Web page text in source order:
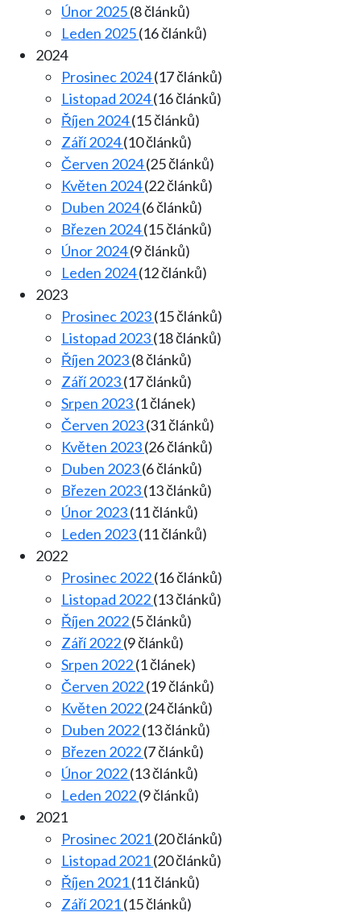
Únor 2025(8 článků)
Leden 2025(16 článků)
2024
Prosinec 2024(17 článků)
Listopad 2024(16 článků)
Říjen 2024(15 článků)
Září 2024(10 článků)
Červen 2024(25 článků)
Květen 2024(22 článků)
Duben 2024(6 článků)
Březen 2024(15 článků)
Únor 2024(9 článků)
Leden 2024(12 článků)
2023
Prosinec 2023(15 článků)
Listopad 2023(18 článků)
Říjen 2023(8 článků)
Září 2023(17 článků)
Srpen 2023(1 článek)
Červen 2023(31 článků)
Květen 2023(26 článků)
Duben 2023(6 článků)
Březen 2023(13 článků)
Únor 2023(11 článků)
Leden 2023(11 článků)
2022
Prosinec 2022(16 článků)
Listopad 2022(13 článků)
Říjen 2022(5 článků)
Září 2022(9 článků)
Srpen 2022(1 článek)
Červen 2022(19 článků)
Květen 2022(24 článků)
Duben 2022(13 článků)
Březen 2022(7 článků)
Únor 2022(13 článků)
Leden 2022(9 článků)
2021
Prosinec 2021(20 článků)
Listopad 2021(20 článků)
Říjen 2021(11 článků)
Září 2021(15 článků)